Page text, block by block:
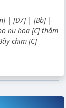
| [D7] | [Bb] |
nụ hoa [C] thắm
chim [C]